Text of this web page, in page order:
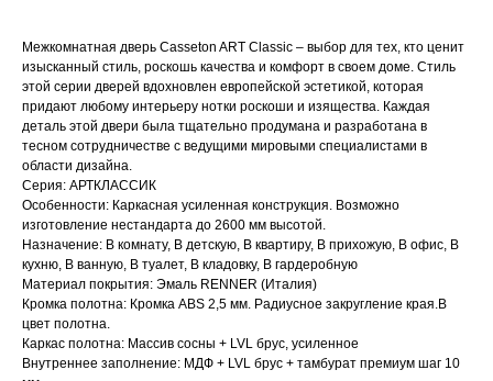
Межкомнатная дверь Casseton ART Classic – выбор для тех, кто ценит
изысканный стиль, роскошь качества и комфорт в своем доме. Стиль
этой серии дверей вдохновлен европейской эстетикой, которая
придают любому интерьеру нотки роскоши и изящества. Каждая
деталь этой двери была тщательно продумана и разработана в
тесном сотрудничестве с ведущими мировыми специалистами в
области дизайна.
Серия: АРТКЛАССИК
Особенности: Каркасная усиленная конструкция. Возможно
изготовление нестандарта до 2600 мм высотой.
Назначение: В комнату, В детскую, В квартиру, В прихожую, В офис, В
кухню, В ванную, В туалет, В кладовку, В гардеробную
Материал покрытия: Эмаль RENNER (Италия)
Кромка полотна: Кромка ABS 2,5 мм. Радиусное закругление края.В
цвет полотна.
Каркас полотна: Массив сосны + LVL брус, усиленное
Внутреннее заполнение: МДФ + LVL брус + тамбурат премиум шаг 10